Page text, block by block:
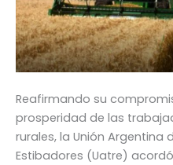
Reafirmando su
prosperidad de las
rurales, la Unión Argentina
Estibadores (Uatre)